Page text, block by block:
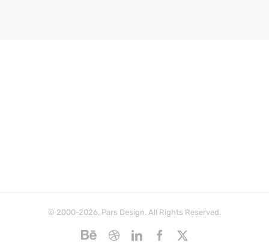
© 2000-2026, Pars Design. All Rights Reserved.
BehanceDribbbleLinkedInFacebook